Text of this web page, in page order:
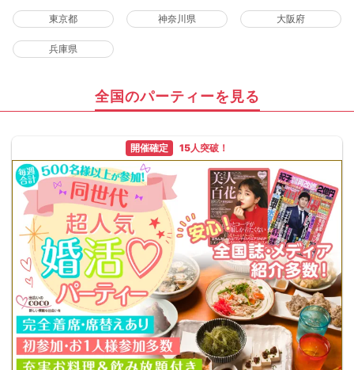
東京都 神奈川県 大阪府
兵庫県
全国のパーティーを見る
開催確定 15人突破！